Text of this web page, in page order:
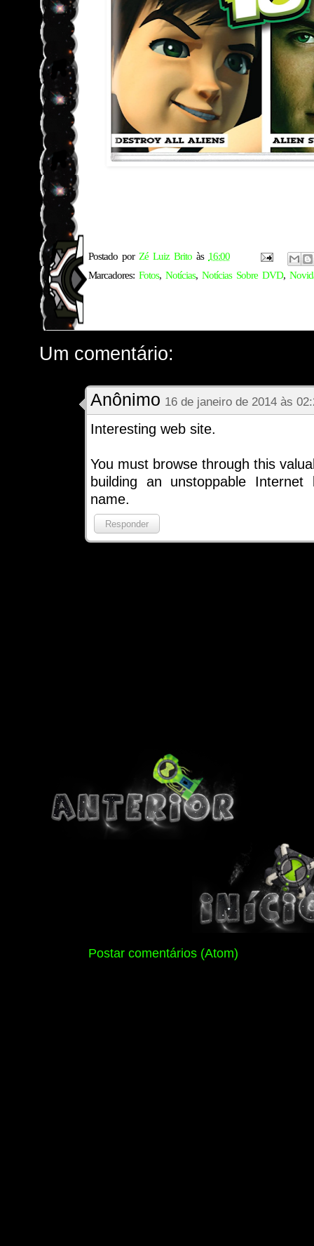
Postado por Zé Luiz Brito às 16:00
Marcadores: Fotos, Notícias, Notícias Sobre DVD,
Um comentário:
Anônimo 16 de janeiro de 2014 às
Interesting web site.
You must browse through this
building an unstoppable
name.
Responder
Postar comentários (Atom)